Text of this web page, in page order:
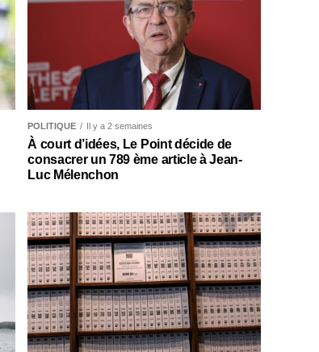
POLITIQUE Il y a 2 semaines
À court d’idées, Le Point décide de
consacrer un 789 ème article à Jean-
Luc Mélenchon